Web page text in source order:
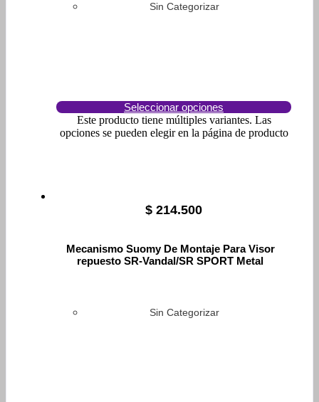
Sin Categorizar
Seleccionar opciones
Este producto tiene múltiples variantes. Las
opciones se pueden elegir en la página de producto
$ 214.500
Mecanismo Suomy De Montaje Para Visor
repuesto SR-Vandal/SR SPORT Metal
Sin Categorizar